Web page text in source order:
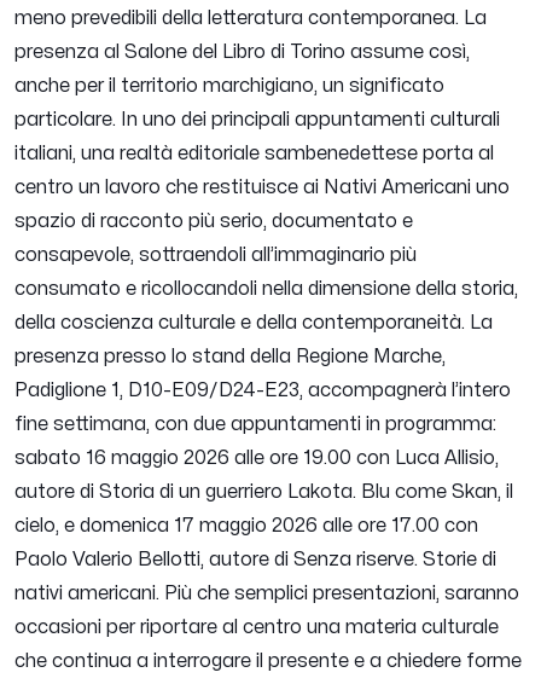
meno prevedibili della letteratura contemporanea. La
presenza al Salone del Libro di Torino assume così,
anche per il territorio marchigiano, un significato
particolare. In uno dei principali appuntamenti culturali
italiani, una realtà editoriale sambenedettese porta al
centro un lavoro che restituisce ai Nativi Americani uno
spazio di racconto più serio, documentato e
consapevole, sottraendoli all’immaginario più
consumato e ricollocandoli nella dimensione della storia,
della coscienza culturale e della contemporaneità. La
presenza presso lo stand della Regione Marche,
Padiglione 1, D10-E09/D24-E23, accompagnerà l’intero
fine settimana, con due appuntamenti in programma:
sabato 16 maggio 2026 alle ore 19.00 con Luca Allisio,
autore di Storia di un guerriero Lakota. Blu come Skan, il
cielo, e domenica 17 maggio 2026 alle ore 17.00 con
Paolo Valerio Bellotti, autore di Senza riserve. Storie di
nativi americani. Più che semplici presentazioni, saranno
occasioni per riportare al centro una materia culturale
che continua a interrogare il presente e a chiedere forme